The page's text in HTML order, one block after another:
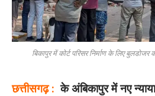
बिकापुर में कोर्ट परिसर निर्माण के लिए
छत्तीसगढ़ : के अंबिकापुर में नए